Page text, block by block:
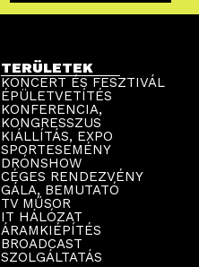
TERÜLETEK
KONCERT ÉS FESZTIVÁL
ÉPÜLETVETÍTÉS
KONFERENCIA,
KONGRESSZUS
KIÁLLÍTÁS, EXPO
SPORTESEMÉNY
DRÓNSHOW
CÉGES RENDEZVÉNY
GÁLA, BEMUTATÓ
TV MŰSOR
IT HÁLÓZAT
ÁRAMKIÉPÍTÉS
BROADCAST
SZOLGÁLTATÁS